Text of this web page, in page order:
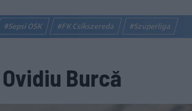
#Sepsi OSK #FK Csíkszereda #Szuperliga
Burcă